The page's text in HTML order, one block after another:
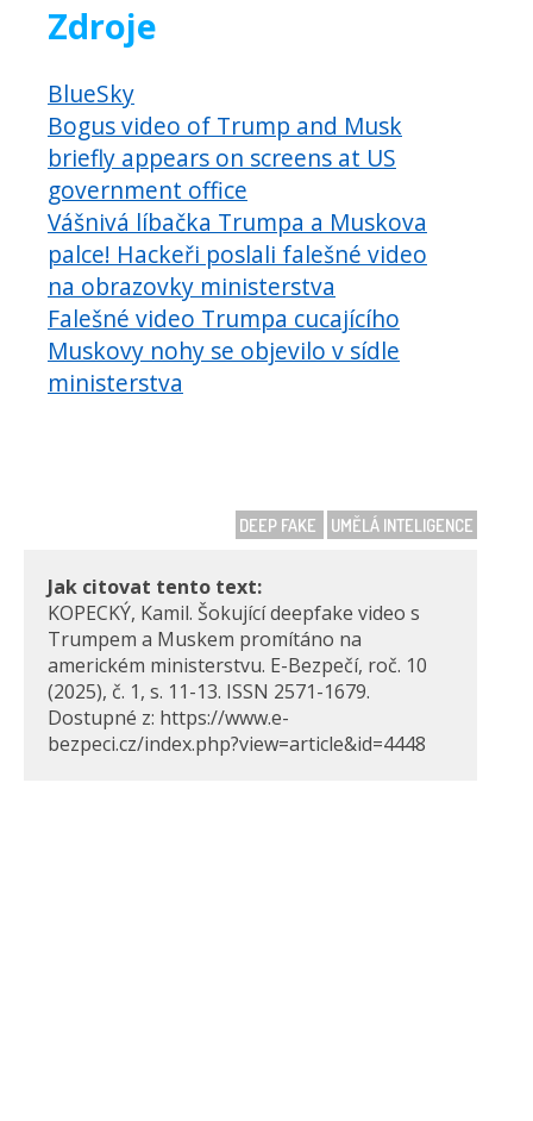
Zdroje
BlueSky
Bogus video of Trump and Musk
briefly appears on screens at US
government office
Vášnivá líbačka Trumpa a Muskova
palce! Hackeři poslali falešné video
na obrazovky ministerstva
Falešné video Trumpa cucajícího
Muskovy nohy se objevilo v sídle
ministerstva
DEEP FAKE UMĚLÁ INTELIGENCE
Jak citovat tento text:
KOPECKÝ, Kamil. Šokující deepfake video s
Trumpem a Muskem promítáno na
americkém ministerstvu. E-Bezpečí, roč. 10
(2025), č. 1, s. 11-13. ISSN 2571-1679.
Dostupné z: https://www.e-
bezpeci.cz/index.php?view=article&id=4448